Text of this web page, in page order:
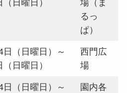
（日曜日）
場（ま
るっ
ぱ）
日（日曜日）～
（日曜日）
西門広
場
日（日曜日）～
園内各